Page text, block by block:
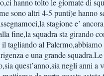
hanno tolto le giornate di
sono altri 4-5 punti)e hanno
stagione e’
fine,la squadra sta girando
tagliando al Palermo,abbiamo
e una grande
quest’anno,sia negli anni a